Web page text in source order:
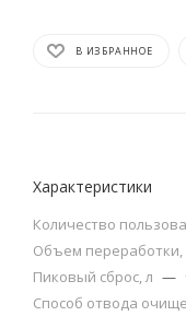
В ИЗБРАННОЕ
Характеристики
Количество
Объем переработки,
Пиковый сброс, л —
Способ отвода